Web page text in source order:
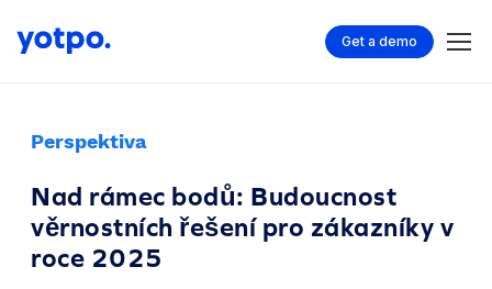
Get a demo
Perspektiva
Nad rámec bodů: Budoucnost
věrnostních řešení pro zákazníky v
roce 2025